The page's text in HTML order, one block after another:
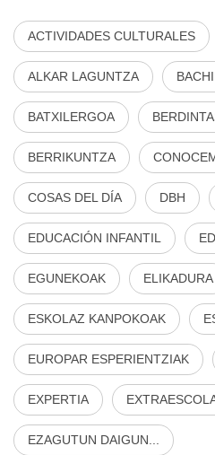
ACTIVIDADES CULTURALES
ALKAR LAGUNTZA
BATXILERGOA
BERRIKUNTZA
COSAS DEL DÍA DBH
EDUCACIÓN INFANTIL
EGUNEKOAK ELIKADURA
ESKOLAZ KANPOKOAK
EUROPAR ESPERIENTZIAK
EXPERTIA
EZAGUTUN DAIGUN...